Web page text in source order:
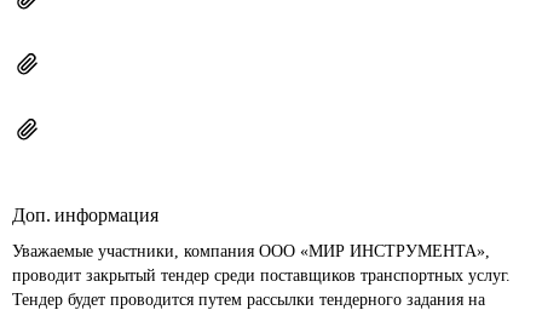
Доп. информация
Уважаемые участники, компания ООО «МИР ИНСТРУМЕНТА»,
проводит закрытый тендер среди поставщиков транспортных услуг.
Тендер будет проводится путем рассылки тендерного задания на